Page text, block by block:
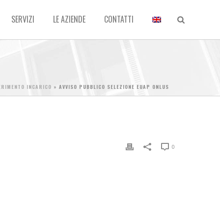
SERVIZI LE AZIENDE CONTATTI
INCARICO » AVVISO PUBBLICO SELEZIONE EUAP ONLUS
0